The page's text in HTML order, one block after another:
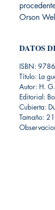
Orson
DATOS
ISBN:
Título: La
Autor: H.
Editorial:
Cubierta:
Tamaño: